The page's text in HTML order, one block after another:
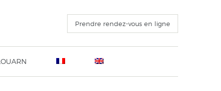
Prendre rendez-vous en ligne